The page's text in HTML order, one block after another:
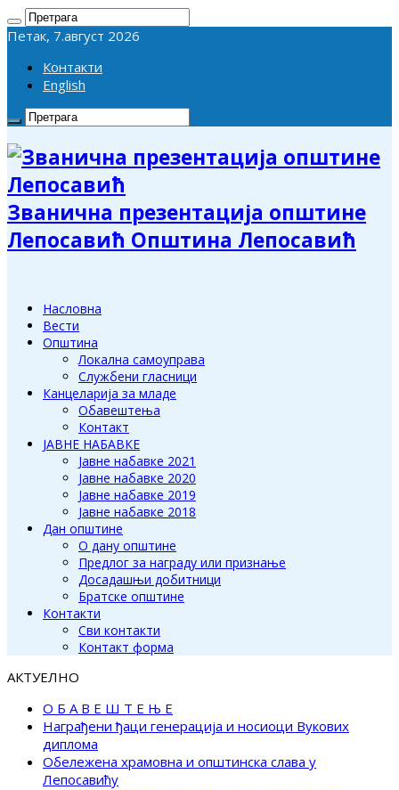
Петак, 7.август 2026
Контакти
English
Званична презентација општине
Лепосавић Општина Лепосавић
Насловна
Вести
Општина
Локална самоуправа
Службени гласници
Канцеларија за младе
Обавештења
Контакт
ЈАВНЕ НАБАВКЕ
Јавне набавке 2021
Јавне набавке 2020
Јавне набавке 2019
Јавне набавке 2018
Дан општине
О дану општине
Предлог за награду или признање
Досадашњи добитници
Братске општине
Контакти
Сви контакти
Контакт форма
АКТУЕЛНО
О Б А В Е Ш Т Е Њ Е
Награђени ђаци генерација и носиоци Вукових
диплома
Обележена храмовна и општинска слава у
Лепосавићу